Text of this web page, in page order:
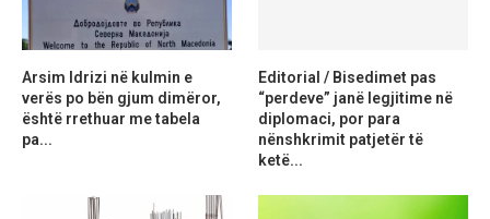
Arsim Idrizi në kulmin e
verës po bën gjum dimëror,
është rrethuar me tabela
pa...
Editorial / Bisedimet pas
“perdeve” janë legjitime në
diplomaci, por para
nënshkrimit patjetër të
ketë...